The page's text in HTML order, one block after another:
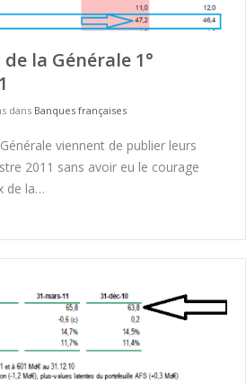
la Générale 1°
dans Banques françaises
viennent de publier leurs
2011 sans avoir eu le courage
de la…